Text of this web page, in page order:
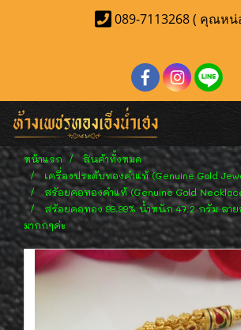
089-7113268 ( คุณหน่
หน้าแรก
สินค้าทั้งหมด
เครื่องประดับทองคำแท้ (Genuine Gold
สร้อยคอทองคำแท้ (Genuine Gold
สร้อยคอทอง 99.99% น้ำหนัก 47.2 กรัม ลา
มากกๆค่ะ